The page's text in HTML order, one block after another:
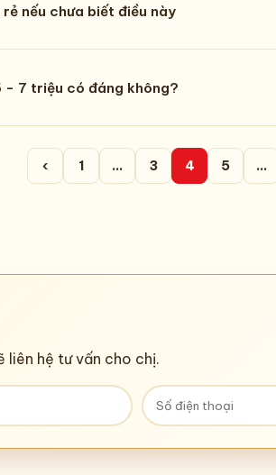
nếu chưa biết điều này
- 7 triệu có đáng không?
‹ 1 … 3 4 5 …
liên hệ tư vấn cho chị.